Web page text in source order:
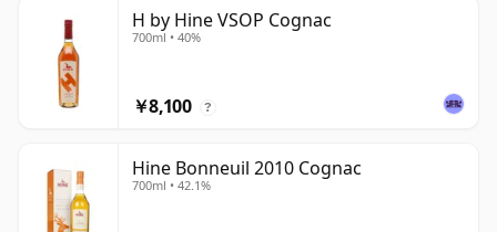
H by Hine VSOP Cognac
700ml • 40%
￥8,100 ?
Hine Bonneuil 2010 Cognac
700ml • 42.1%